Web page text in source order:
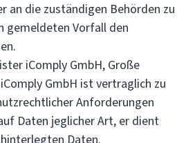
an die zuständigen Behörden zu
gemeldeten Vorfall den
iComply GmbH, Große
GmbH ist vertraglich zu
Anforderungen
Daten jeglicher Art, er dient